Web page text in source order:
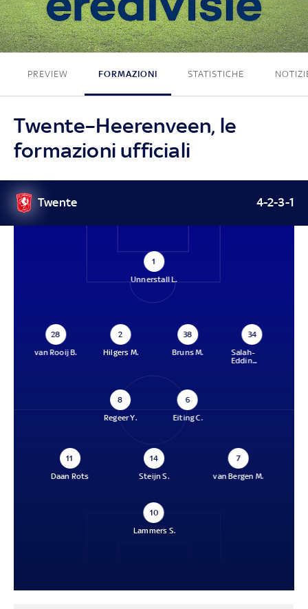
2 - 0
PREVIEW FORMAZIONI STATISTICHE
Twente–Heerenveen, le
formazioni ufficiali
Twente 4-2-3-1
1
Unnerstall L.
28
van Rooij B.
2
Hilgers M.
38
Bruns M.
34
Salah-
Eddin...
8
Regeer Y.
6
Eiting C.
11
Daan Rots
14
Steijn S.
7
van Bergen M.
10
Lammers S.